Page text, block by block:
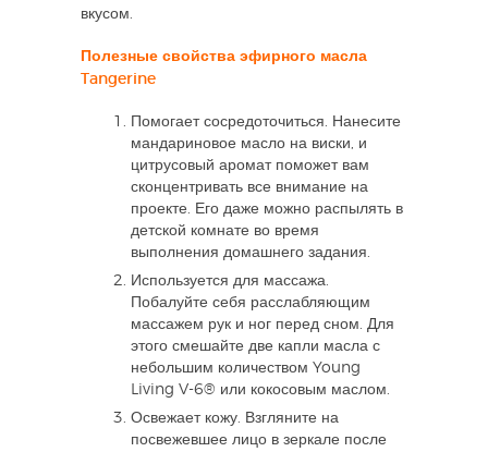
вкусом.
Полезные свойства эфирного масла
Tangerine
Помогает сосредоточиться. Нанесите
мандариновое масло на виски, и
цитрусовый аромат поможет вам
сконцентривать все внимание на
проекте. Его даже можно распылять в
детской комнате во время
выполнения домашнего задания.
Используется для массажа.
Побалуйте себя расслабляющим
массажем рук и ног перед сном. Для
этого смешайте две капли масла с
небольшим количеством Young
Living V-6® или кокосовым маслом.
Освежает кожу. Взгляните на
посвежевшее лицо в зеркале после